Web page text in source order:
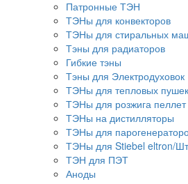
Патронные ТЭН
ТЭНы для конвекторов
ТЭНы для стиральных
Тэны для радиаторов
Гибкие тэны
Тэны для Электродуховок
ТЭНы для тепловых пушек
ТЭНы для розжига пеллет
ТЭНы на дистилляторы
ТЭНы для
ТЭНы для Stiebel eltron/
ТЭН для ПЭТ
Аноды